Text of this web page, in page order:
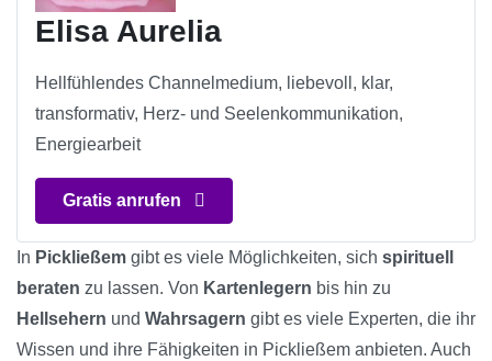
Elisa Aurelia
Hellfühlendes Channelmedium, liebevoll, klar,
transformativ, Herz- und Seelenkommunikation,
Energiearbeit
Gratis anrufen
In Pickließem gibt es viele Möglichkeiten, sich spirituell
beraten zu lassen. Von Kartenlegern bis hin zu
Hellsehern und Wahrsagern gibt es viele Experten, die ihr
Wissen und ihre Fähigkeiten in Pickließem anbieten. Auch